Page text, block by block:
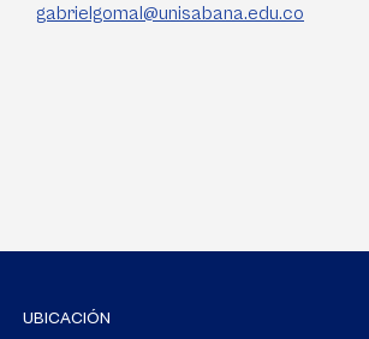
gabrielgomal@unisabana.edu.co
UBICACIÓN